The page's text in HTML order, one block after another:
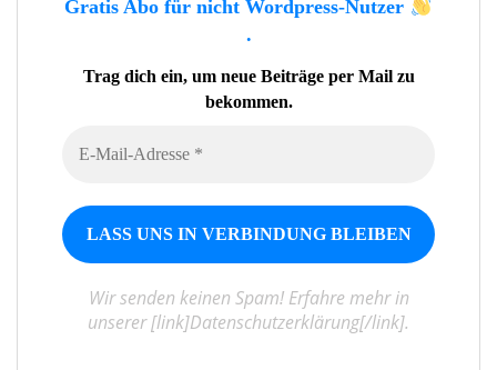
Gratis Abo für nicht Wordpress-Nutzer
.
Trag dich ein, um neue Beiträge per Mail zu
bekommen.
Wir senden keinen Spam! Erfahre mehr in
unserer [link]Datenschutzerklärung[/link].